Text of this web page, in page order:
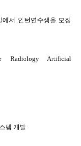
서 인턴연수생을 모집
Radiology Artificial
템 개발